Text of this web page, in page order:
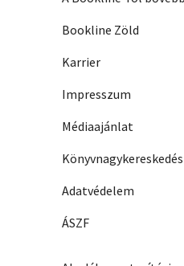
Bookline Zöld
Karrier
Impresszum
Médiaajánlat
Könyvnagykereskedés
Adatvédelem
ÁSZF